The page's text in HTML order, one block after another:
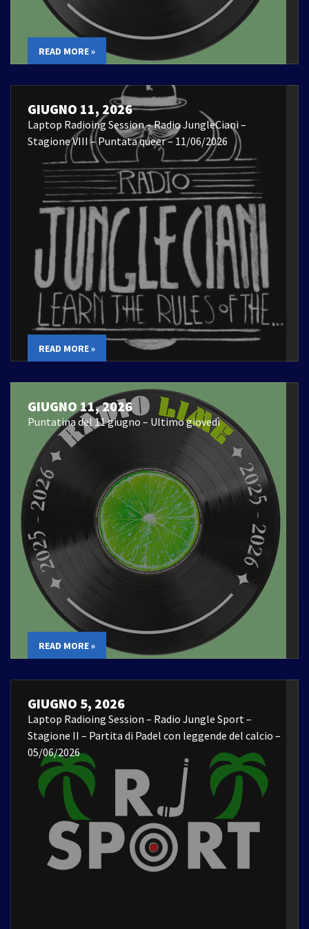
READ MORE »
GIUGNO 11, 2026
Laptop Radioing Session – Radio JungleCiani –
Stagione VIII – Puntata queer – 11/06/2026
READ MORE »
GIUGNO 11, 2026
Puntatina del 11 giugno – Ultimo giovedì
READ MORE »
GIUGNO 5, 2026
Laptop Radioing Session – Radio Jungle Sport –
Stagione II – Partita di Padel con leggende del calcio –
05/06/2026